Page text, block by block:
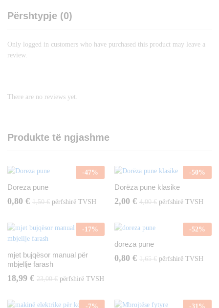
Përshtypje (0)
Only logged in customers who have purchased this product may leave a
review.
There are no reviews yet.
Produkte të ngjashme
-47%
Doreza pune
0,80 € 1,50€ përfshirë TVSH
-50%
Dorëza pune klasike
2,00 € 4,00€ përfshirë TVSH
-17%
mjet bujqësor manual për
mbjellje farash
18,99 € 23,00€ përfshirë TVSH
-52%
doreza pune
0,80 € 1,65€ përfshirë TVSH
-7% -31%